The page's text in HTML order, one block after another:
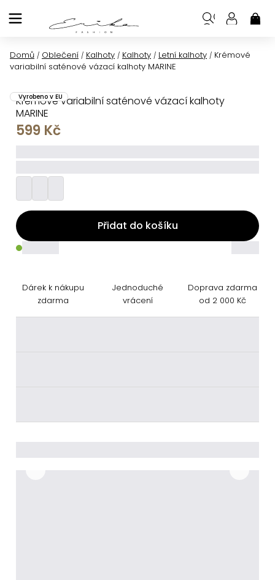
na
Domů / Oblečení / Kalhoty / Kalhoty / Letní kalhoty / Krémové
variabilní saténové vázací kalhoty MARINE
Krémové variabilní saténové vázací kalhoty
MARINE
Vyrobeno v EU
599 Kč
Přidat do košíku
Dárek k nákupu
zdarma
Jednoduché
vrácení
Doprava zdarma
od 2 000 Kč